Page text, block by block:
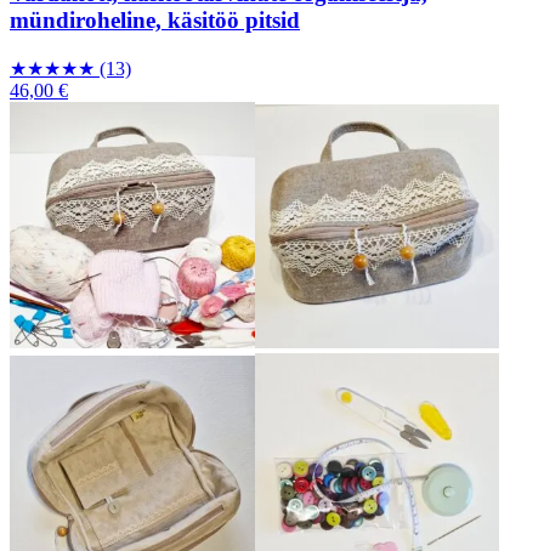
mündiroheline, käsitöö pitsid
★★★★★ (13)
46,00 €